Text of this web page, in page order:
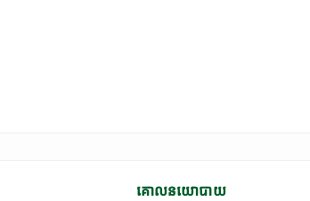
គោលនយោបាយ